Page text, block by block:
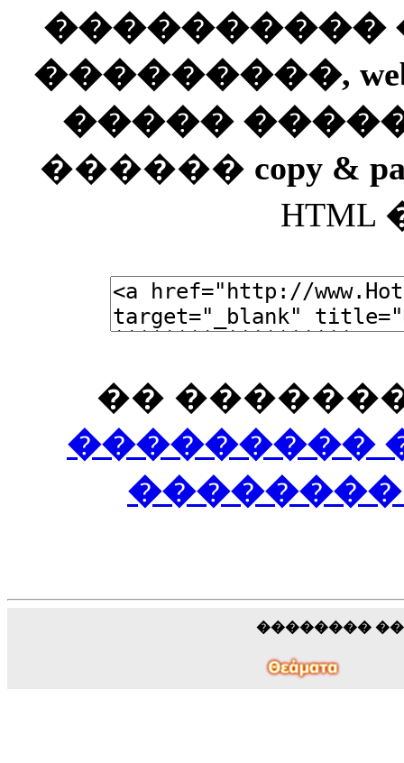
����������
���������,
�����
������ copy &
��
���������
��������